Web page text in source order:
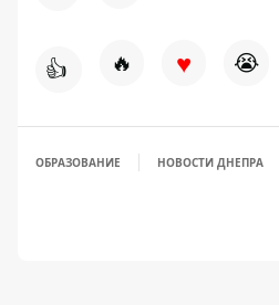
👍 🔥 ♥ 😭
ОБРАЗОВАНИЕ НОВОСТИ ДНЕПРА